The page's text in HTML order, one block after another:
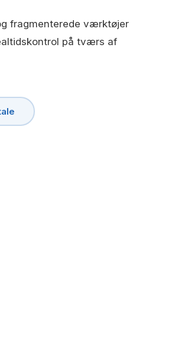
fragmenterede værktøjer
på tværs af